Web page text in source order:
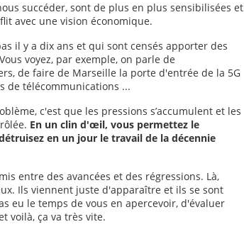
succéder, sont de plus en plus sensibilisées et
avec une vision économique.
il y a dix ans et qui sont censés apporter des
voyez, par exemple, on parle de
de faire de Marseille la porte d'entrée de la 5G
de télécommunications ...
c'est que les pressions s’accumulent et les
En un clin d'œil, vous permettez le
en un jour le travail de la décennie
entre des avancées et des régressions. Là,
Ils viennent juste d'apparaître et ils se sont
eu le temps de vous en apercevoir, d'évaluer
voilà, ça va très vite.